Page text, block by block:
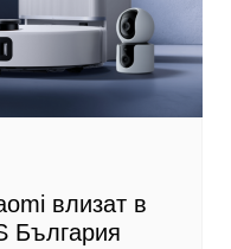
влизат в
България